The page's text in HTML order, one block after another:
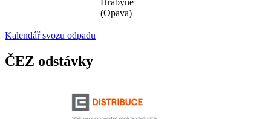
Hrabyně
(Opava)
Kalendář svozu odpadu
ČEZ odstávky